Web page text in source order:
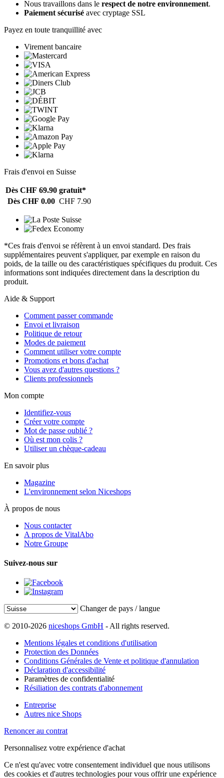
Nous travaillons dans le respect de notre environnement.
Paiement sécurisé avec cryptage SSL
Payez en toute tranquillité avec
Virement bancaire
Frais d'envoi en Suisse
Dès CHF 69.90 gratuit*
Dès CHF 0.00 CHF 7.90
*Ces frais d'envoi se réfèrent à un envoi standard. Des frais
supplémentaires peuvent s'appliquer, par exemple en raison du
poids, de la taille ou des caractéristiques spécifiques du produit. Ces
informations sont indiquées directement dans la description du
produit.
Aide & Support
Comment passer commande
Envoi et livraison
Politique de retour
Modes de paiement
Comment utiliser votre compte
Promotions et bons d'achat
Vous avez d'autres questions ?
Clients professionnels
Mon compte
Identifiez-vous
Créer votre compte
Mot de passe oublié ?
Où est mon colis ?
Utiliser un chèque-cadeau
En savoir plus
Magazine
L'environnement selon Niceshops
À propos de nous
Nous contacter
A propos de VitalAbo
Notre Groupe
Suivez-nous sur
Changer de pays / langue
© 2010-2026 niceshops GmbH - All rights reserved.
Mentions légales et conditions d'utilisation
Protection des Données
Conditions Générales de Vente et politique d'annulation
Déclaration d'accessibilité
Paramètres de confidentialité
Résiliation des contrats d'abonnement
Entreprise
Autres nice Shops
Renoncer au contrat
Personnalisez votre expérience d'achat
Ce n'est qu'avec votre consentement individuel que nous utilisons
des cookies et d'autres technologies pour vous offrir une expérience